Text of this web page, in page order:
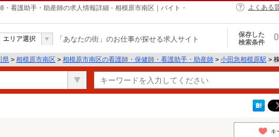
看護助手・助産師の求人情報詳細 - 相模原市南区｜バイト・
よくある
エリア選択 「あなたの街」のお仕事が探せる求人サイト
保存した
検索条件
0
県 > 相模原市南区 > 相模原市南区の看護師・保健師・看護助手・助産師 > 小田急相模原駅 >
キ